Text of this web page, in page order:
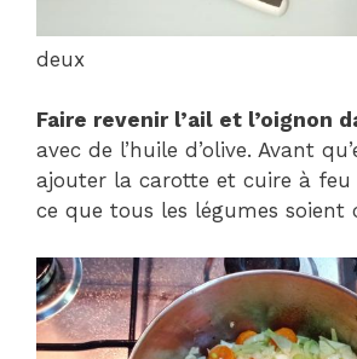
deux
Faire revenir l’ail et l’oignon
avec de l’huile d’olive. Avant
ajouter la carotte et cuire à feu
ce que tous les légumes soient